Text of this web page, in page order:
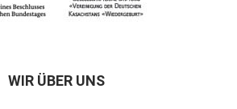
WIR ÜBER UNS